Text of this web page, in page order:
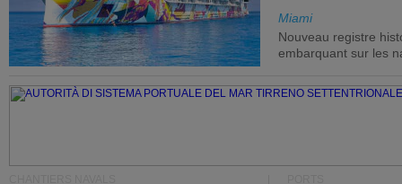
Miami
Nouveau registre
embarquant sur les